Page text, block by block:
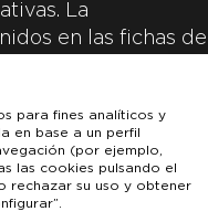
La
en las fichas de
responsabilidad
para fines analíticos y
en base a un perfil
(por ejemplo,
las cookies pulsando el
rechazar su uso y obtener